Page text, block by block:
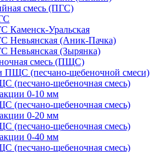
смесь (ПГС)
Каменск-Уральская
Невьянская (Аник-Пачка)
Невьянская (Зырянка)
смесь (ПЩС)
ПЩС (песчано-щебеночной смеси)
(песчано-щебеночная смесь)
0-10 мм
(песчано-щебеночная смесь)
0-20 мм
(песчано-щебеночная смесь)
0-40 мм
(песчано-щебеночная смесь)